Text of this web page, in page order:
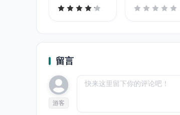
留言
游客